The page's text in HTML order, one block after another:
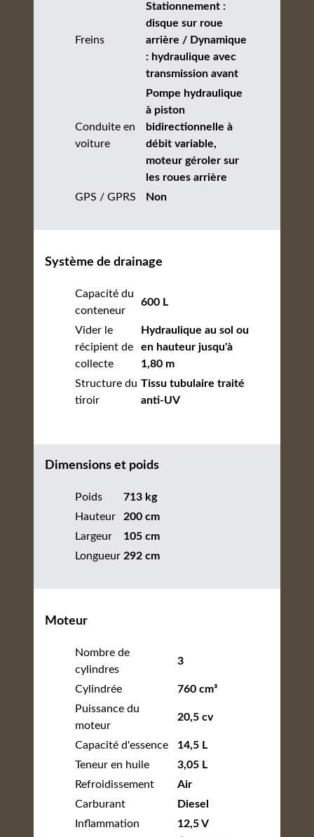
Freins
Stationnement :
disque sur roue
arrière / Dynamique
: hydraulique avec
transmission avant
Conduite en
voiture
Pompe hydraulique
à piston
bidirectionnelle à
débit variable,
moteur géroler sur
les roues arrière
GPS / GPRS
Non
Système de drainage
Capacité du
conteneur
600 L
Vider le
récipient de
collecte
Hydraulique au sol ou
en hauteur jusqu'à
1,80 m
Structure du
tiroir
Tissu tubulaire traité
anti-UV
Dimensions et poids
Poids
713 kg
Hauteur
200 cm
Largeur
105 cm
Longueur 292 cm
Moteur
Nombre de
cylindres
3
Cylindrée
760 cm³
Puissance du
moteur
20,5 cv
Capacité d'essence
14,5 L
Teneur en huile
3,05 L
Refroidissement
Air
Carburant
Diesel
Inflammation
12,5 V